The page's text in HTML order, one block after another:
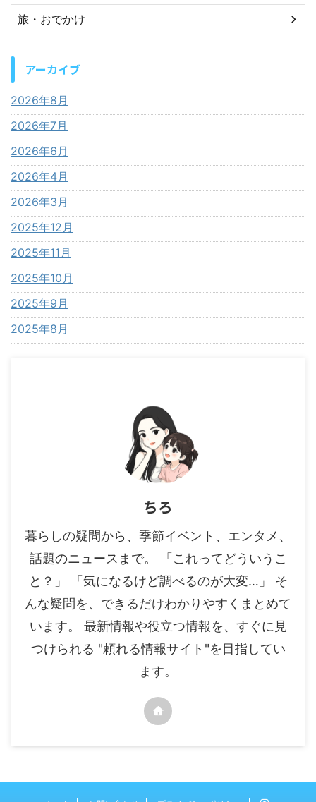
旅・おでかけ
アーカイブ
2026年8月
2026年7月
2026年6月
2026年4月
2026年3月
2025年12月
2025年11月
2025年10月
2025年9月
2025年8月
ちろ
暮らしの疑問から、季節イベント、エンタメ、
話題のニュースまで。 「これってどういうこ
と？」 「気になるけど調べるのが大変…」 そ
んな疑問を、できるだけわかりやすくまとめて
います。 最新情報や役立つ情報を、すぐに見
つけられる "頼れる情報サイト"を目指してい
ます。